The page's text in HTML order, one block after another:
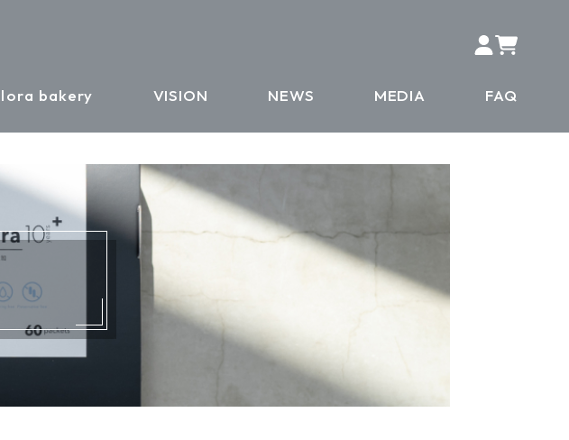
bakery VISION NEWS MEDIA FAQ